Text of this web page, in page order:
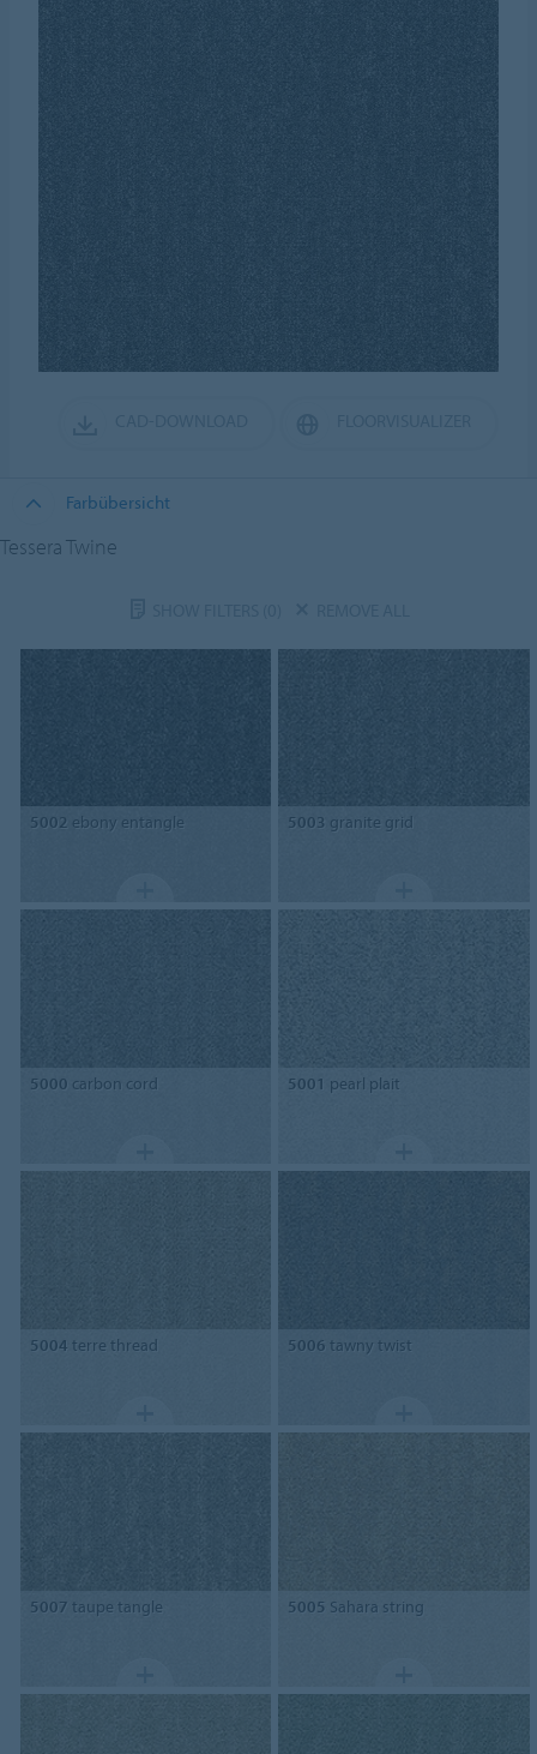
Farbübersicht
Tessera Twine
5002 ebony entangle 5003 granite grid
5000 carbon cord 5001 pearl plait
5004 terre thread 5006 tawny twist
5007 taupe tangle 5005 Sahara string